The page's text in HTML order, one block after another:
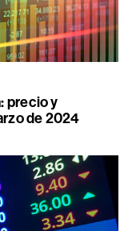
precio y
de 2024